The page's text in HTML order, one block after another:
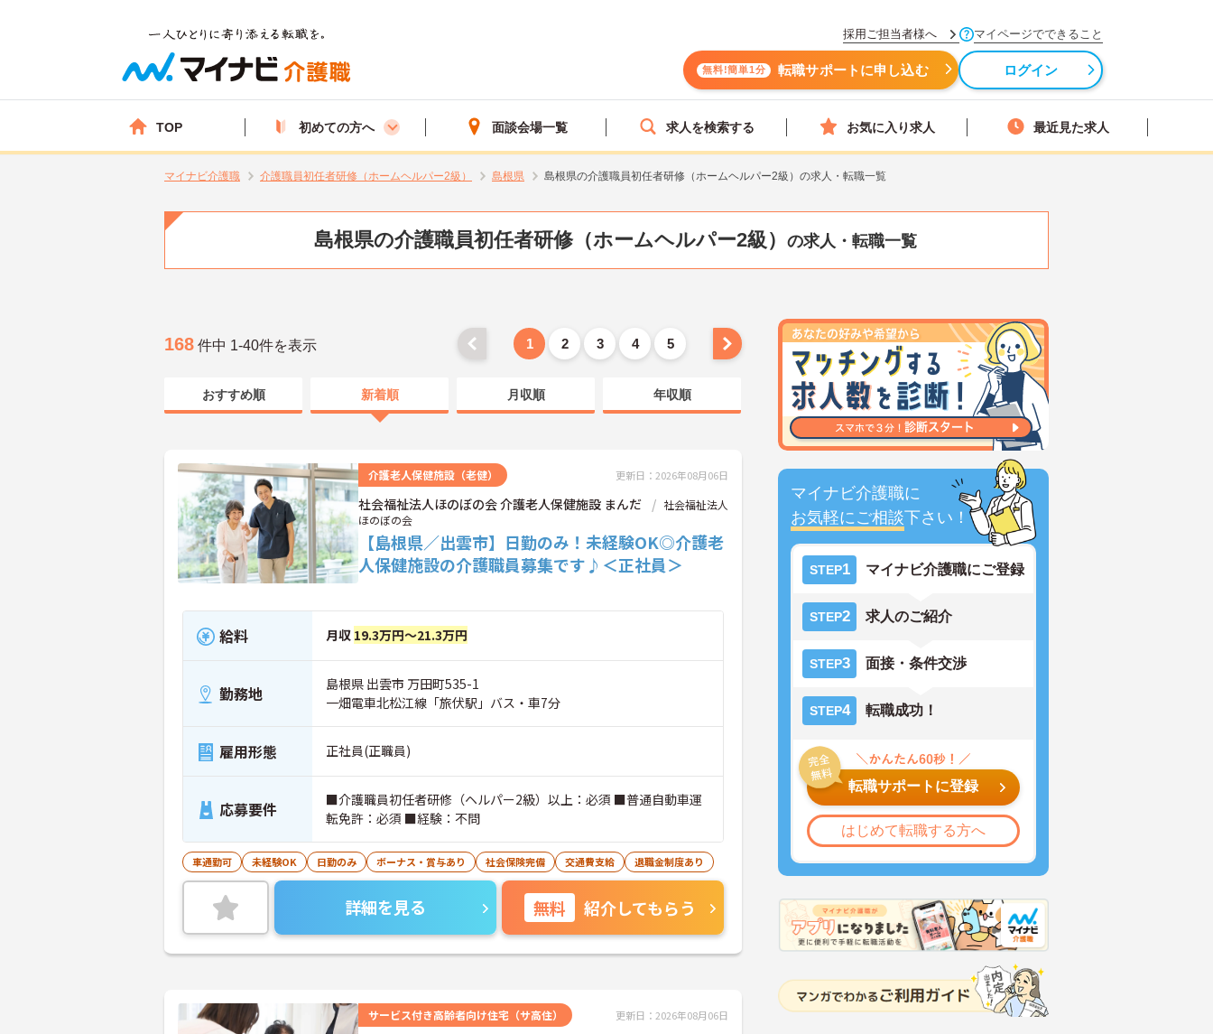
採用ご担当者様へ マイページでできること
無料!簡単1分 転職サポートに申し込む ログイン
TOP 初めての方へ 面談会場一覧 求人を検索する お気に入り求人 最近見た求人
マイナビ介護職 介護職員初任者研修（ホームヘルパー2級） 島根県 島根県の介護職員初任者研修（ホームヘルパー2級）の求人・転職一覧
島根県の介護職員初任者研修（ホームヘルパー2級） の求人・転職一覧
マイナビ介護職に
お気軽にご相談下さい！
STEP1 マイナビ介護職にご登録
STEP2 求人のご紹介
STEP3 面接・条件交渉
STEP4 転職成功！
転職サポートに登録
はじめて転職する方へ
168 件中 1-40件を表示 1 2 3 4 5
おすすめ順 新着順 月収順 年収順
介護老人保健施設（老健） 更新日：2026年08月06日
社会福祉法人ほのぼの会 介護老人保健施設 まんだ
社会福祉法人
ほのぼの会
【島根県／出雲市】日勤のみ！未経験OK◎介護老
人保健施設の介護職員募集です♪＜正社員＞
給料 月収 19.3万円～21.3万円
勤務地
島根県 出雲市 万田町535-1
一畑電車北松江線「旅伏駅」バス・車7分
雇用形態 正社員(正職員)
応募要件
■介護職員初任者研修（ヘルパー2級）以上：必須 ■普通自動車運
転免許：必須 ■経験：不問
車通勤可 未経験OK 日勤のみ ボーナス・賞与あり 社会保険完備 交通費支給 退職金制度あり
詳細を見る 無料 紹介してもらう
サービス付き高齢者向け住宅（サ高住） 更新日：2026年08月06日